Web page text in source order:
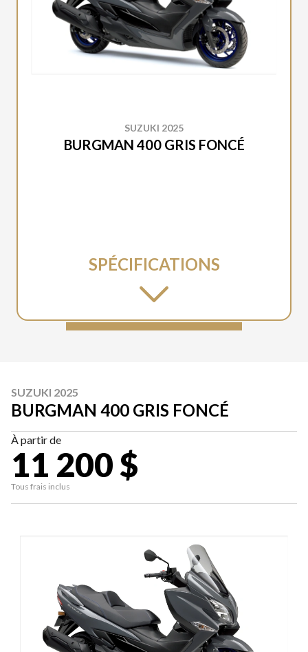
SUZUKI 2025
BURGMAN 400 GRIS FONCÉ
SPÉCIFICATIONS
SUZUKI 2025
BURGMAN 400 GRIS FONCÉ
À partir de
11 200 $
Tous frais inclus